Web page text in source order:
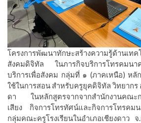
โครงการพัฒนาทักษะสร้างความรู้ด้านเทค
สังคมดิจิทัล ในภารกิจบริการโทรคมนา
บริการเพื่อสังคม กลุ่มที่ ๑ (ภาคเหนือ) หลั
ใช้ในการสอน สำหรับครูยุคดิจิทัล วิทยากร
ดา ในหลักสูตรจากจากสำนักงานคณะก
เสียง กิจการโทรทัศน์และกิจการโทรค
กลุ่มคณะครูโรงเรียนในอำเภอเชียงดาว